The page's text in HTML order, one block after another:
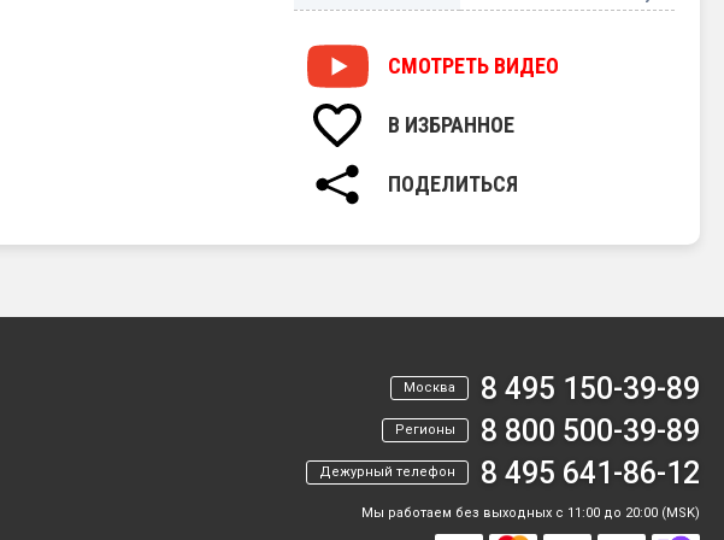
СМОТРЕТЬ ВИДЕО
В ИЗБРАННОЕ
ПОДЕЛИТЬСЯ
Москва 8 495 150-39-89
Регионы 8 800 500-39-89
Дежурный телефон 8 495 641-86-12
Мы работаем без выходных с 11:00 до 20:00 (MSK)